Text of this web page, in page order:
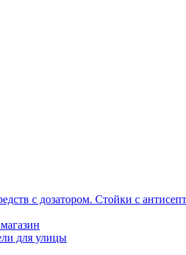
с дозатором. Стойки с
для улицы